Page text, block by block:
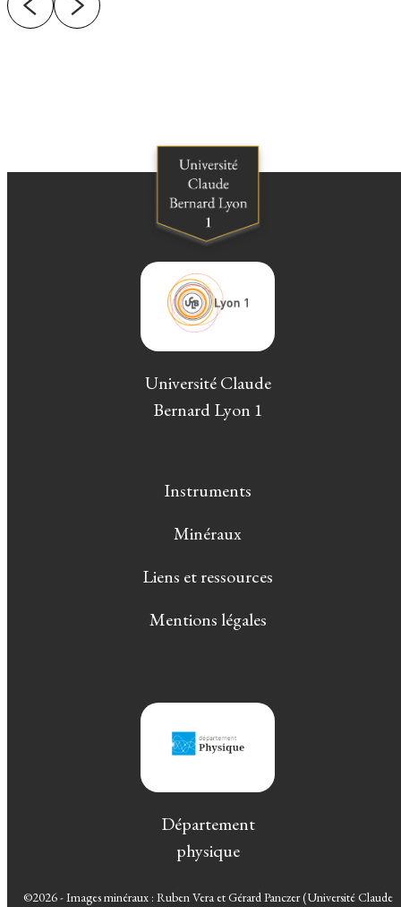
Université Claude
Bernard Lyon 1
Instruments
Minéraux
Liens et ressources
Mentions légales
Département
physique
©2026 - Images minéraux : Ruben Vera et Gérard Panczer (Université Claude